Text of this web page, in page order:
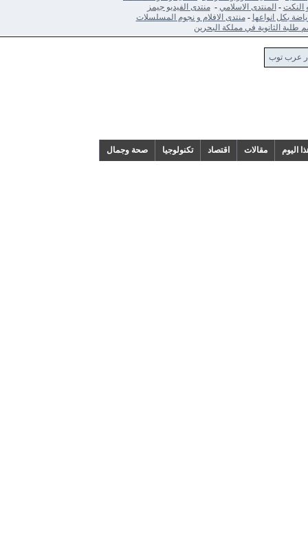
-المنتدى الاسلامي-منتدى الفيديو جيمز
انواعها - منتدى الافلام و نجوم المسلسلات
في مملكة البحرين
توب
مقالات اقتصاد تكنولوجيا صحة وجمال